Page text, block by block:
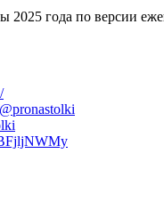
года по версии